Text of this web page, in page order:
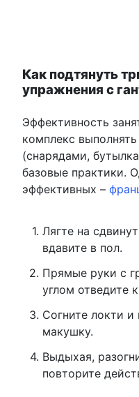
Как подтянуть
упражнения с
Эффективность
комплекс
(снарядами,
базовые практики.
эффективных –
Лягте на
вдавите в пол.
Прямые руки с
углом отведите
Согните локти и
макушку.
Выдыхая,
повторите